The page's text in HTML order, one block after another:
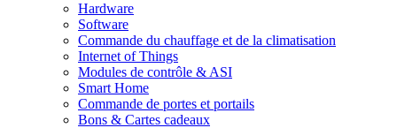
Hardware
Software
Commande du chauffage et de la climatisation
Internet of Things
Modules de contrôle & ASI
Smart Home
Commande de portes et portails
Bons & Cartes cadeaux